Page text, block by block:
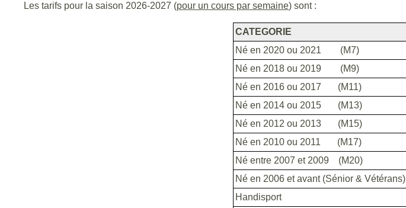
Les tarifs pour la saison 2026-2027 (pour un cours par semaine) sont :
CATEGORIE
Né en 2020 ou 2021 (M7)
Né en 2018 ou 2019 (M9)
Né en 2016 ou 2017 (M11)
Né en 2014 ou 2015 (M13)
Né en 2012 ou 2013 (M15)
Né en 2010 ou 2011 (M17)
Né entre 2007 et 2009 (M20)
Né en 2006 et avant (Sénior & Vétérans)
Handisport